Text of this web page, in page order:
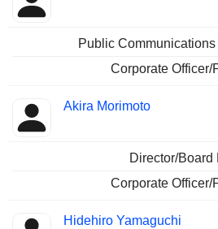
Public
Corporate Officer/
Akira Morimoto
Director/Board
Corporate Officer/
Hidehiro Yamaguchi